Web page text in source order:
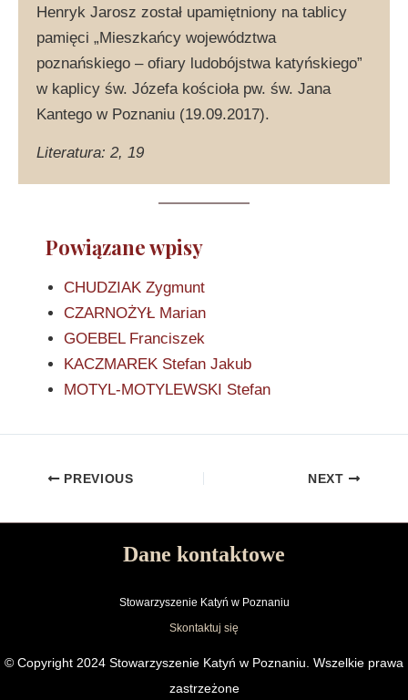
Henryk Jarosz został upamiętniony na tablicy
pamięci „Mieszkańcy województwa
poznańskiego – ofiary ludobójstwa katyńskiego”
w kaplicy św. Józefa kościoła pw. św. Jana
Kantego w Poznaniu (19.09.2017).
Literatura: 2, 19
Powiązane wpisy
CHUDZIAK Zygmunt
CZARNOŻYŁ Marian
GOEBEL Franciszek
KACZMAREK Stefan Jakub
MOTYL-MOTYLEWSKI Stefan
PREVIOUS NEXT
Dane kontaktowe
Stowarzyszenie Katyń w Poznaniu
Skontaktuj się
© Copyright 2024 Stowarzyszenie Katyń w Poznaniu. Wszelkie prawa
zastrzeżone